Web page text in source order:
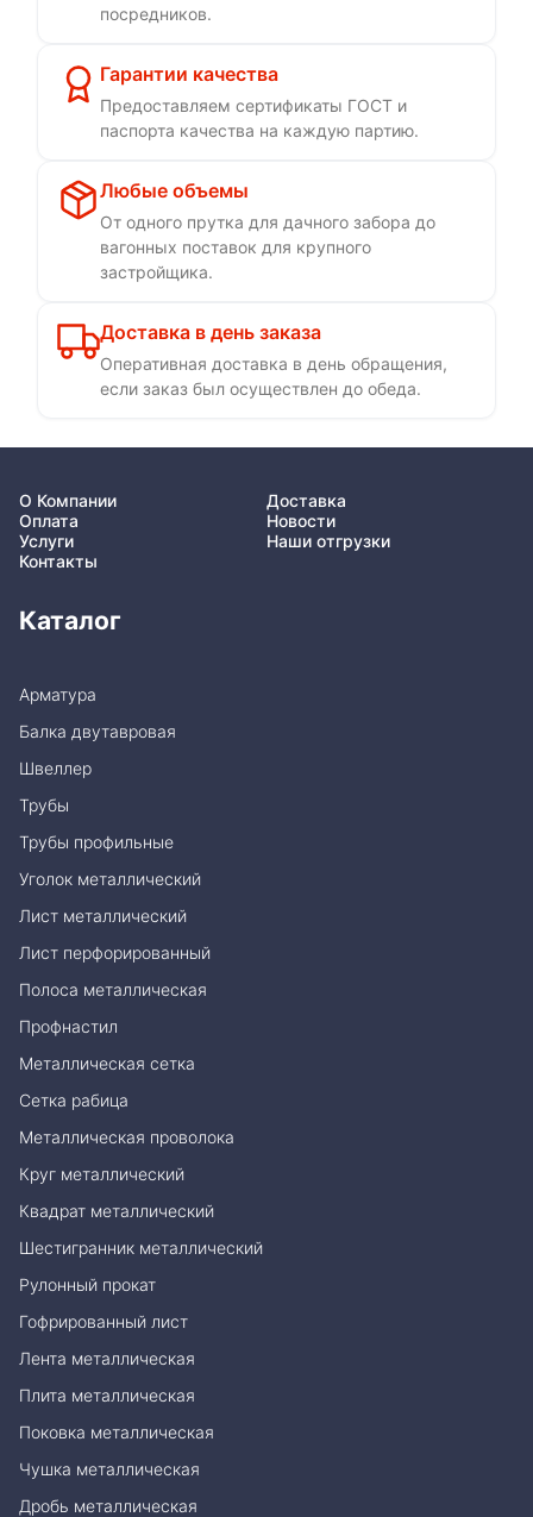
посредников.
Гарантии качества
Предоставляем сертификаты ГОСТ и
паспорта качества на каждую партию.
Любые объемы
От одного прутка для дачного забора до
вагонных поставок для крупного
застройщика.
Доставка в день заказа
Оперативная доставка в день обращения,
если заказ был осуществлен до обеда.
О Компании
Доставка
Оплата
Новости
Услуги
Наши отгрузки
Контакты
Каталог
Арматура
Балка двутавровая
Швеллер
Трубы
Трубы профильные
Уголок металлический
Лист металлический
Лист перфорированный
Полоса металлическая
Профнастил
Металлическая сетка
Сетка рабица
Металлическая проволока
Круг металлический
Квадрат металлический
Шестигранник металлический
Рулонный прокат
Гофрированный лист
Лента металлическая
Плита металлическая
Поковка металлическая
Чушка металлическая
Дробь металлическая